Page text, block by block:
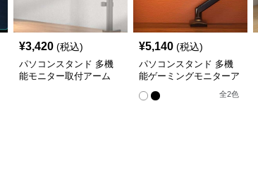
¥3,420 (税込)
パソコンスタンド 多機
能モニター取付アーム
¥5,140 (税込)
パソコンスタンド 多機
能ゲーミングモニターア
全2色